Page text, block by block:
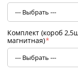
Комплект (короб
магнитная)*